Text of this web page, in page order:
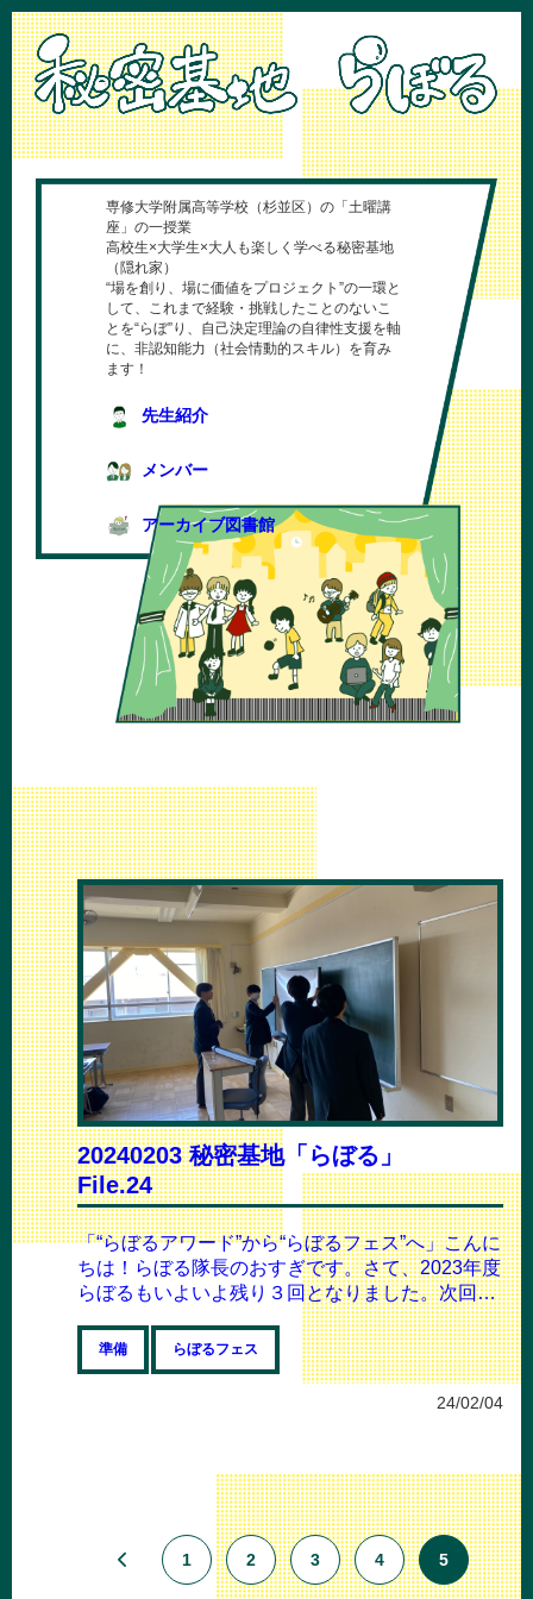
専修大学附属高等学校（杉並区）の「土曜講
座」の一授業
高校生×大学生×大人も楽しく学べる秘密基地
（隠れ家）
“場を創り、場に価値をプロジェクト”の一環と
して、これまで経験・挑戦したことのないこ
とを“らぼ”り、自己決定理論の自律性支援を軸
に、非認知能力（社会情動的スキル）を育み
ます！
先生紹介
メンバー
アーカイブ図書館
20240203 秘密基地「らぼる」
File.24
「“らぼるアワード”から“らぼるフェス”へ」こんに
ちは！らぼる隊長のおすぎです。さて、2023年度
らぼるもいよいよ残り３回となりました。次回
は、１年間の集大成であるらぼるアワ...
準備 らぼるフェス
24/02/04
1 2 3 4 5